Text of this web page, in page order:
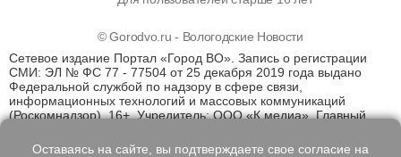
© Gorodvo.ru - Вологодские Новости
Сетевое издание Портал «Город ВО». Запись о регистрации
СМИ: ЭЛ № ФС 77 - 77504 от 25 декабря 2019 года выдано
Федеральной службой по надзору в сфере связи,
информационных технологий и массовых коммуникаций
(Роскомнадзор). 16+. Учредитель: ООО «К медиа». Главный
применяются рекомендательные технологии (информационные
Оставаясь на сайте, вы подтверждаете свое согласие на